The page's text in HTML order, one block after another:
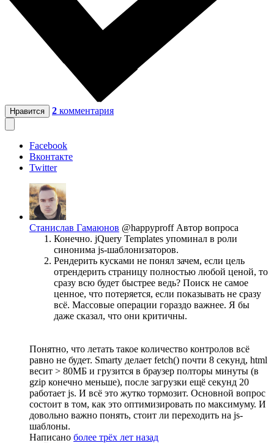
Нравится 2 комментария
Facebook
Вконтакте
Twitter
Станислав Гамаюнов @happyproff Автор вопроса
Конечно. jQuery Templates упоминал в роли
синонима js-шаблонизаторов.
Рендерить кусками не понял зачем, если цель
отрендерить страницу полностью любой ценой, то
сразу всю будет быстрее ведь? Поиск не самое
ценное, что потеряется, если показывать не сразу
всё. Массовые операции гораздо важнее. Я бы
даже сказал, что они критичны.
Понятно, что летать такое количество контролов всё
равно не будет. Smarty делает fetch() почти 8 секунд, html
весит > 80МБ и грузится в браузер полторы минуты (в
gzip конечно меньше), после загрузки ещё секунд 20
работает js. И всё это жутко тормозит. Основной вопрос
состоит в том, как это оптимизировать по максимуму. И
довольно важно понять, стоит ли переходить на js-
шаблоны.
Написано более трёх лет назад